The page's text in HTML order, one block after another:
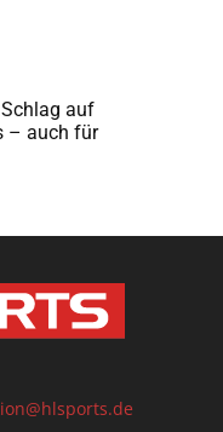
auf
– auch für